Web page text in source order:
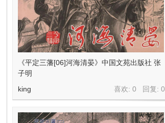
《平定三藩[06]河海清晏》中国文苑出版社 张
子明
喜欢: 0 回复:0
king